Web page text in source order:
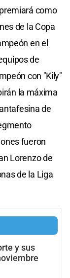
como
de la Copa
en el
de
con "Kily"
la máxima
de
fueron
Lorenzo de
de la Liga
y sus